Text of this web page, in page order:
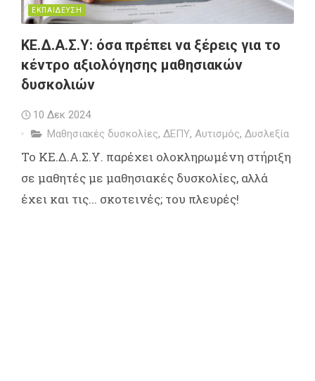
ΕΚΠΑΙΔΕΥΣΗ
ΚΕ.Δ.Α.Σ.Υ: όσα πρέπει να ξέρεις για το
κέντρο αξιολόγησης μαθησιακών
δυσκολιών
10 Δεκ 2024
Μαθησιακές δυσκολίες, ΔΕΠΥ, Αυτισμός, Δυσλεξία
Το ΚΕ.Δ.Α.Σ.Υ. παρέχει ολοκληρωμένη στήριξη
σε μαθητές με μαθησιακές δυσκολίες, αλλά
έχει και τις... σκοτεινές; του πλευρές!